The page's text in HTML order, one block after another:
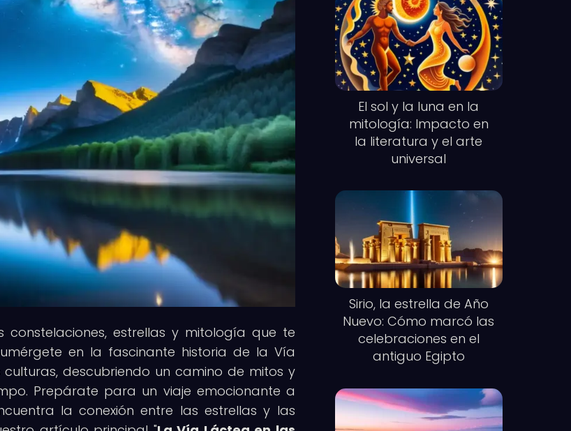
constelaciones, estrellas y mitología que te
en la fascinante historia de la Vía
descubriendo un camino de mitos y
Prepárate para un viaje emocionante a
la conexión entre las estrellas y las
El sol y la luna en la
mitología: Impacto en
la literatura y el arte
universal
Sirio, la estrella de Año
Nuevo: Cómo marcó las
celebraciones en el
antiguo Egipto